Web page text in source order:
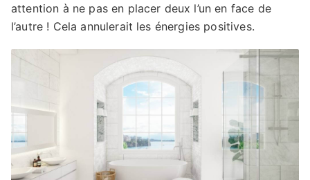
attention à ne pas en placer deux l’un en face de
l’autre ! Cela annulerait les énergies positives.